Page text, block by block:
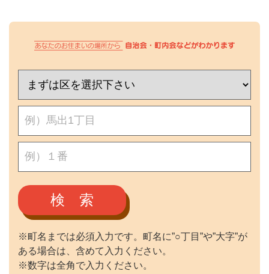
検 索
※町名までは必須入力です。町名に”○丁目”や”大字”が
ある場合は、含めて入力ください。
※数字は全角で入力ください。